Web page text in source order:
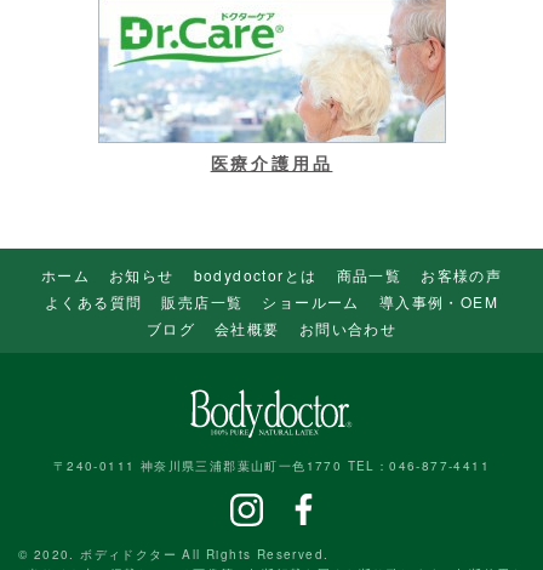
医療介護用品
ホーム お知らせ bodydoctorとは 商品一覧
お客様の声
よくある質問
販売店一覧 ショールーム
導入事例・OEM
ブログ
会社概要 お問い合わせ
〒240-0111 神奈川県三浦郡葉山町一色1770 TEL：046-877-4411
© 2020. ボディドクター All Rights Reserved.